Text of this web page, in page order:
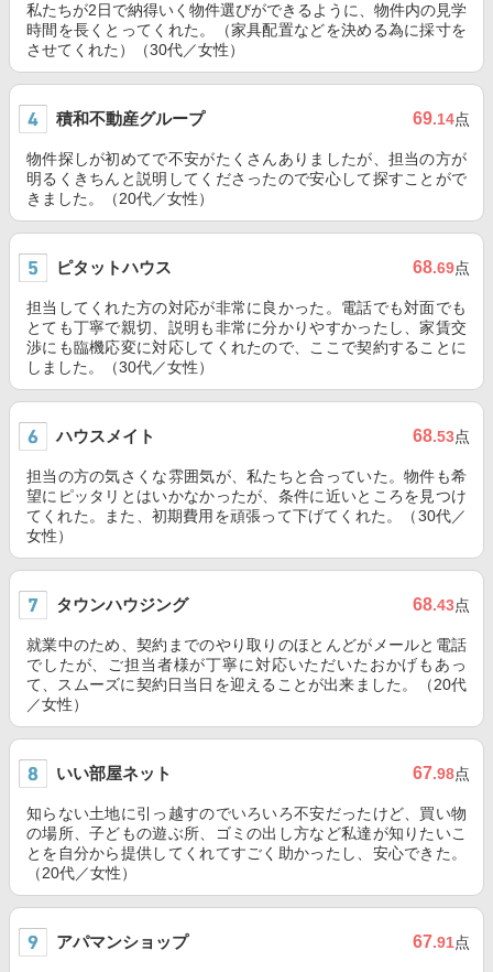
私たちが2日で納得いく物件選びができるように、物件内の見学
時間を長くとってくれた。（家具配置などを決める為に採寸を
させてくれた）（30代／女性）
積和不動産グループ 69.14点
物件探しが初めてで不安がたくさんありましたが、担当の方が
明るくきちんと説明してくださったので安心して探すことがで
きました。（20代／女性）
ピタットハウス 68.69点
担当してくれた方の対応が非常に良かった。電話でも対面でも
とても丁寧で親切、説明も非常に分かりやすかったし、家賃交
渉にも臨機応変に対応してくれたので、ここで契約することに
しました。（30代／女性）
ハウスメイト 68.53点
担当の方の気さくな雰囲気が、私たちと合っていた。物件も希
望にピッタリとはいかなかったが、条件に近いところを見つけ
てくれた。また、初期費用を頑張って下げてくれた。（30代／
女性）
タウンハウジング 68.43点
就業中のため、契約までのやり取りのほとんどがメールと電話
でしたが、ご担当者様が丁寧に対応いただいたおかげもあっ
て、スムーズに契約日当日を迎えることが出来ました。（20代
／女性）
いい部屋ネット 67.98点
知らない土地に引っ越すのでいろいろ不安だったけど、買い物
の場所、子どもの遊ぶ所、ゴミの出し方など私達が知りたいこ
とを自分から提供してくれてすごく助かったし、安心できた。
（20代／女性）
アパマンショップ 67.91点